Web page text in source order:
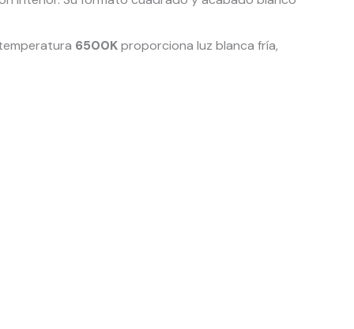
6500Kproporciona luz blanca fría,